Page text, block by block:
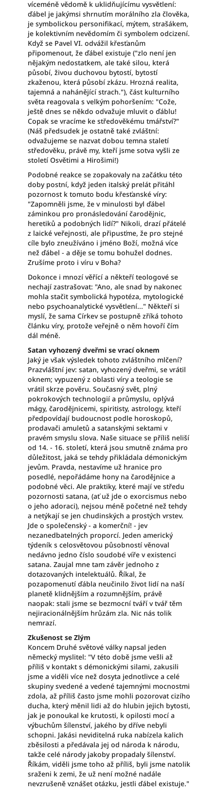
víceméně vědomě k uklidňujícímu vysvětlení:
ďábel je jakýmsi shrnutím morálního zla člověka,
je symbolickou personifikací, mýtem, strašákem,
je kolektivním nevědomím či symbolem odcizení.
Když se Pavel VI. odvážil křesťanům
připomenout, že ďábel existuje ("zlo není jen
nějakým nedostatkem, ale také silou, která
působí, živou duchovou bytostí, bytostí
zkaženou, která působí zkázu. Hrozná realita,
tajemná a nahánějící strach."), část kulturního
světa reagovala s velkým pohoršením: "Cože,
ještě dnes se někdo odvažuje mluvit o ďáblu!
Copak se vracíme ke středověkému tmářství?"
(Náš předsudek je ostatně také zvláštní:
odvažujeme se nazvat dobou temna staletí
středověku, právě my, kteří jsme sotva vyšli ze
století Osvětimi a Hirošimi!)
Podobné reakce se zopakovaly na začátku této
doby postní, když jeden italský prelát přitáhl
pozornost k tomuto bodu křesťanské víry:
"Zapomněli jsme, že v minulosti byl ďábel
záminkou pro pronásledování čarodějnic,
heretiků a podobných lidí?" Nikoli, drazí přátelé
z laické veřejnosti, ale připusťme, že pro stejné
cíle bylo zneužíváno i jméno Boží, možná více
než ďábel - a děje se tomu bohužel dodnes.
Zrušíme proto i víru v Boha?
Dokonce i mnozí věřící a někteří teologové se
nechají zastrašovat: "Ano, ale snad by nakonec
mohla stačit symbolická hypotéza, mytologické
nebo psychoanalytické vysvětlení..." Někteří si
myslí, že sama Církev se postupně zříká tohoto
článku víry, protože veřejně o něm hovoří čím
dál méně.
Satan vyhozený dveřmi se vrací oknem
Jaký je však výsledek tohoto zvláštního mlčení?
Prazvláštní jev: satan, vyhozený dveřmi, se vrátil
oknem; vypuzený z oblasti víry a teologie se
vrátil skrze pověru. Současný svět, plný
pokrokových technologií a průmyslu, oplývá
mágy, čarodějnicemi, spiritisty, astrology, kteří
předpovídají budoucnost podle horoskopů,
prodavači amuletů a satanskými sektami v
pravém smyslu slova. Naše situace se příliš neliší
od 14. - 16. století, která jsou smutně známa pro
důležitost, jaká se tehdy přikládala démonickým
jevům. Pravda, nestavíme už hranice pro
posedlé, nepořádáme hony na čarodějnice a
podobné věci. Ale praktiky, které mají ve středu
pozornosti satana, (ať už jde o exorcismus nebo
o jeho adoraci), nejsou méně početné než tehdy
a netýkají se jen chudinských a prostých vrstev.
Jde o společenský - a komerční! - jev
nezanedbatelných proporcí. Jeden americký
týdeník s celosvětovou působností věnoval
nedávno jedno číslo soudobé víře v existenci
satana. Zaujal mne tam závěr jednoho z
dotazovaných intelektuálů. Říkal, že
pozapomenutí ďábla neučinilo život lidí na naší
planetě klidnějším a rozumnějším, právě
naopak: stali jsme se bezmocní tváří v tvář těm
nejiracionálnějším hrůzám zla. Nic nás tolik
nemrazí.
Zkušenost se Zlým
Koncem Druhé světové války napsal jeden
německý myslitel: "V této době jsme vešli až
příliš v kontakt s démonickými silami, zakusili
jsme a viděli více než dosyta jednotlivce a celé
skupiny svedené a vedené tajemnými mocnostmi
zdola, až příliš často jsme mohli pozorovat cizího
ducha, který měnil lidi až do hlubin jejich bytosti,
jak je ponoukal ke krutosti, k opilosti mocí a
výbuchům šílenství, jakého by dříve nebyli
schopni. Jakási neviditelná ruka nabízela kalich
zběsilosti a předávala jej od národa k národu,
takže celé národy jakoby propadaly šílenství.
Říkám, viděli jsme toho až příliš, byli jsme natolik
sraženi k zemi, že už není možné nadále
nevzrušeně vznášet otázku, jestli ďábel existuje."